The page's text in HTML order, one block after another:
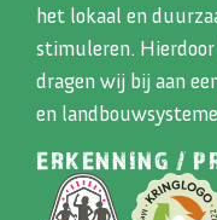
het lokaal en
stimuleren.
dragen wij bij aan
en
ERKENNING /